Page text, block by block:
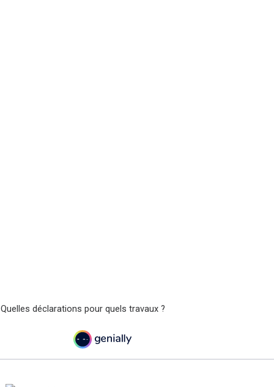
déclarations pour quels travaux ?